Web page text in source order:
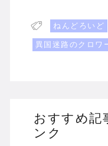
ねんどろいど
異国迷路のクロワ
おすすめ記
ンク